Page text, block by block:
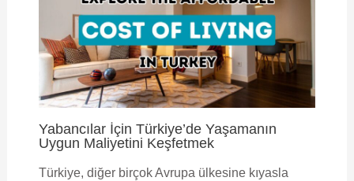
Yabancılar İçin Türkiye’de Yaşamanın
Uygun Maliyetini Keşfetmek
Türkiye, diğer birçok Avrupa ülkesine kıyasla